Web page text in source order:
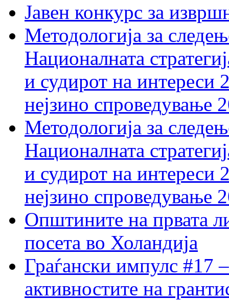
Јавен конкурс за
Методологија за
Националната
и судирот на интереси
нејзино спроведување
Методологија за
Националната
и судирот на интереси
нејзино спроведување
Општините на првата
посета во Холандија
Граѓански импулс #17
активностите на